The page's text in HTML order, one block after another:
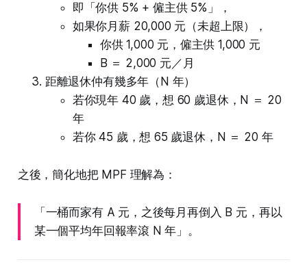
即「你供 5% + 僱主供 5%」，
如果你月薪 20,000 元（未超上限），
你供 1,000 元，僱主供 1,000 元
B ＝ 2,000 元／月
距離退休仲有幾多年（N 年）
若你現年 40 歲，想 60 歲退休，N ＝ 20
年
若你 45 歲，想 65 歲退休，N ＝ 20 年
之後，簡化地把 MPF 理解為：
「一桶而家有 A 元，之後每月再倒入 B 元，再以
某一個平均年回報率滾 N 年」。